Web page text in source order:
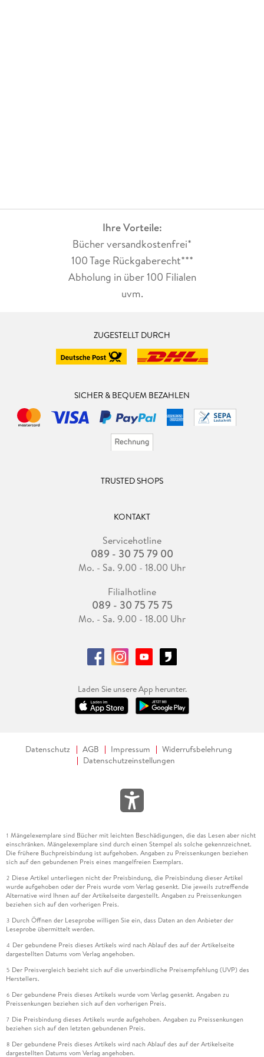
Ihre Vorteile:
Bücher versandkostenfrei*
100 Tage Rückgaberecht***
Abholung in über 100 Filialen
uvm.
ZUGESTELLT DURCH
SICHER & BEQUEM BEZAHLEN
TRUSTED SHOPS
KONTAKT
Servicehotline
089 - 30 75 79 00
Mo. - Sa. 9.00 - 18.00 Uhr
Filialhotline
089 - 30 75 75 75
Mo. - Sa. 9.00 - 18.00 Uhr
Laden Sie unsere App herunter.
Datenschutz AGB Impressum
Widerrufsbelehrung
Datenschutzeinstellungen
1 Mängelexemplare sind Bücher mit leichten Beschädigungen, die das Lesen aber nicht
einschränken. Mängelexemplare sind durch einen Stempel als solche gekennzeichnet.
Die frühere Buchpreisbindung ist aufgehoben. Angaben zu Preissenkungen beziehen
sich auf den gebundenen Preis eines mangelfreien Exemplars.
2 Diese Artikel unterliegen nicht der Preisbindung, die Preisbindung dieser Artikel
wurde aufgehoben oder der Preis wurde vom Verlag gesenkt. Die jeweils zutreffende
Alternative wird Ihnen auf der Artikelseite dargestellt. Angaben zu Preissenkungen
beziehen sich auf den vorherigen Preis.
3 Durch Öffnen der Leseprobe willigen Sie ein, dass Daten an den Anbieter der
Leseprobe übermittelt werden.
4 Der gebundene Preis dieses Artikels wird nach Ablauf des auf der Artikelseite
dargestellten Datums vom Verlag angehoben.
5 Der Preisvergleich bezieht sich auf die unverbindliche Preisempfehlung (UVP) des
Herstellers.
6 Der gebundene Preis dieses Artikels wurde vom Verlag gesenkt. Angaben zu
Preissenkungen beziehen sich auf den vorherigen Preis.
7 Die Preisbindung dieses Artikels wurde aufgehoben. Angaben zu Preissenkungen
beziehen sich auf den letzten gebundenen Preis.
8 Der gebundene Preis dieses Artikels wird nach Ablauf des auf der Artikelseite
dargestellten Datums vom Verlag angehoben.